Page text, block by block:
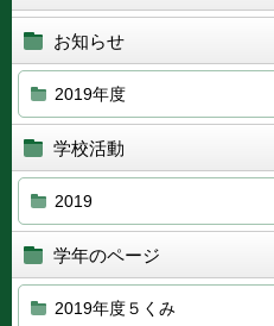
お知らせ
2019年度
学校活動
2019
学年のページ
2019年度５くみ